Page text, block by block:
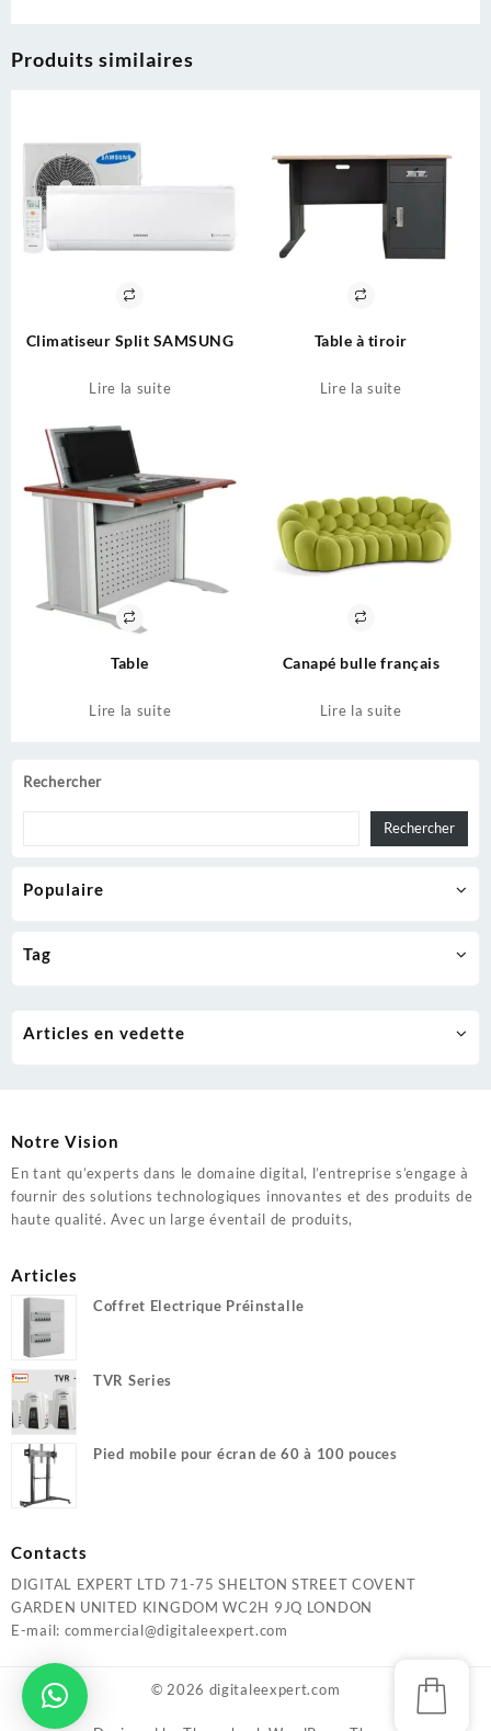
Rechercher
Rechercher
Populaire
Tag
Produits similaires
Climatiseur Split SAMSUNG
Lire la suite
Table à tiroir
Lire la suite
Table
Lire la suite
Canapé bulle français
Lire la suite
Articles en vedette
Notre Vision
En tant qu’experts dans le domaine digital, l’entreprise s’engage à
fournir des solutions technologiques innovantes et des produits de
haute qualité. Avec un large éventail de produits,
Articles
Coffret Electrique Préinstalle
TVR Series
Pied mobile pour écran de 60 à 100 pouces
Contacts
DIGITAL EXPERT LTD 71-75 SHELTON STREET COVENT
GARDEN UNITED KINGDOM WC2H 9JQ LONDON
E-mail: commercial@digitaleexpert.com
© 2026 digitaleexpert.com